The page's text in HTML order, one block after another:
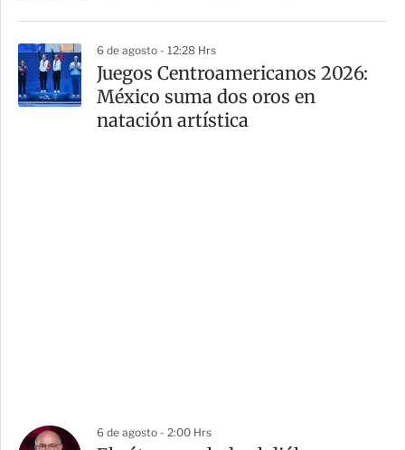
6 de agosto - 12:28 Hrs
Juegos Centroamericanos 2026:
México suma dos oros en
natación artística
6 de agosto - 2:00 Hrs